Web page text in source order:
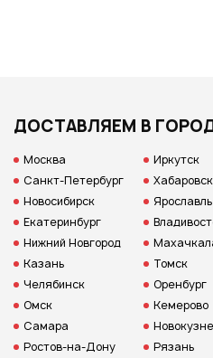
ДОСТАВЛЯЕМ В
Москва
Санкт-Петербург
Новосибирск
Екатеринбург
Нижний Новгород
Казань
Челябинск
Омск
Самара
Ростов-на-Дону
Иркутск
Хабаровск
Ярославль
Томск
Оренбург
Кемерово
Рязань